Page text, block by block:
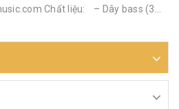
Chất liệu: – Dây bass (3...